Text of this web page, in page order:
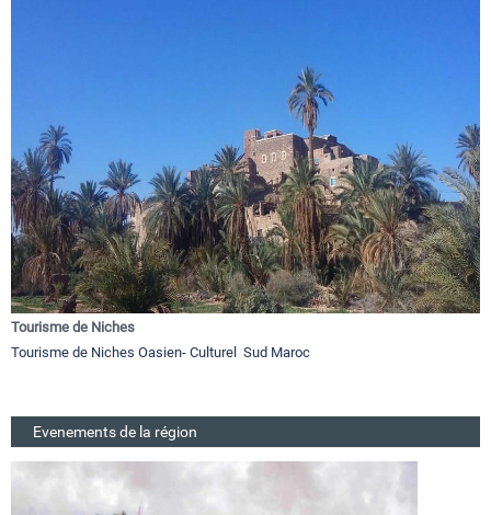
Tourisme de Niches
Tourisme de Niches Oasien- Culturel Sud Maroc
Evenements de la région